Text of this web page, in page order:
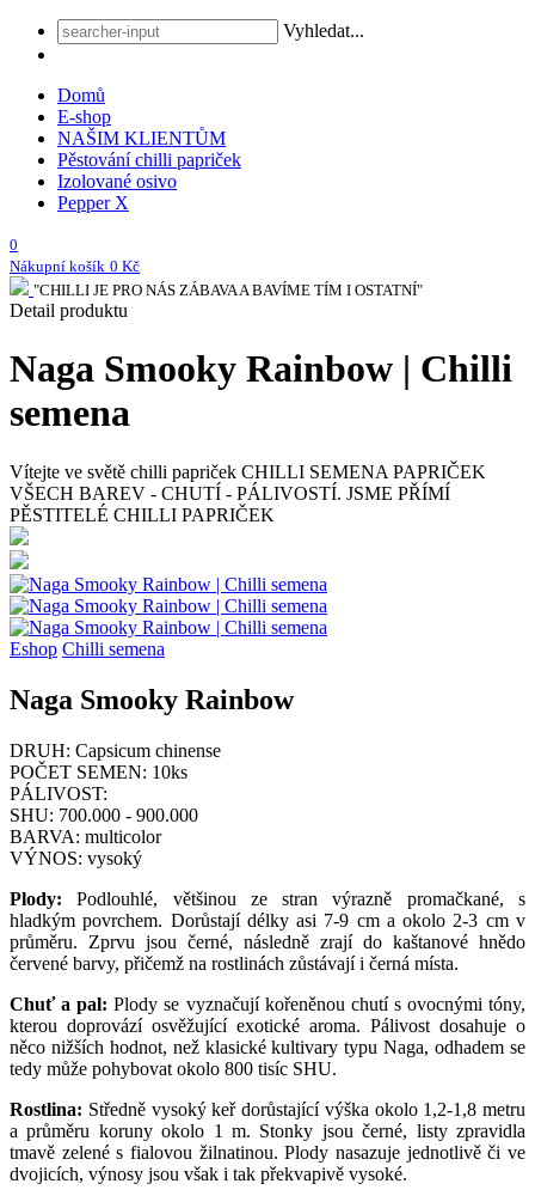
Vyhledat...
Domů
E-shop
NAŠIM KLIENTŮM
Pěstování chilli papriček
Izolované osivo
Pepper X
0
Nákupní košík 0 Kč
"CHILLI JE PRO NÁS ZÁBAVA A BAVÍME TÍM I OSTATNÍ"
Detail produktu
Naga Smooky Rainbow | Chilli
semena
Vítejte ve světě chilli papriček CHILLI SEMENA PAPRIČEK
VŠECH BAREV - CHUTÍ - PÁLIVOSTÍ. JSME PŘÍMÍ
PĚSTITELÉ CHILLI PAPRIČEK
Eshop Chilli semena
Naga Smooky Rainbow
DRUH: Capsicum chinense
POČET SEMEN: 10ks
PÁLIVOST:
SHU: 700.000 - 900.000
BARVA: multicolor
VÝNOS: vysoký
Plody: Podlouhlé, většinou ze stran výrazně promačkané, s
hladkým povrchem. Dorůstají délky asi 7-9 cm a okolo 2-3 cm v
průměru. Zprvu jsou černé, následně zrají do kaštanové hnědo
červené barvy, přičemž na rostlinách zůstávají i černá místa.
Chuť a pal: Plody se vyznačují kořeněnou chutí s ovocnými tóny,
kterou doprovází osvěžující exotické aroma. Pálivost dosahuje o
něco nižších hodnot, než klasické kultivary typu Naga, odhadem se
tedy může pohybovat okolo 800 tisíc SHU.
Rostlina: Středně vysoký keř dorůstající výška okolo 1,2-1,8 metru
a průměru koruny okolo 1 m. Stonky jsou černé, listy zpravidla
tmavě zelené s fialovou žilnatinou. Plody nasazuje jednotlivě či ve
dvojicích, výnosy jsou však i tak překvapivě vysoké.